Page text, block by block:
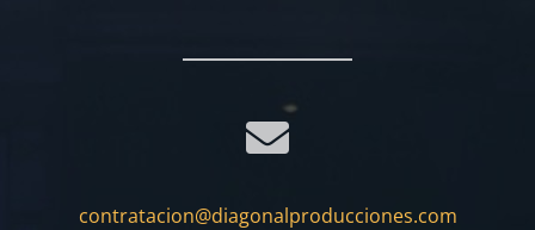
contratacion@diagonalproducciones.com